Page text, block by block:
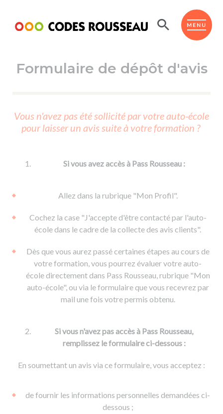
MENU
ESPACE ÉLÈVE
Code de la route
Passer l'ASSR
Réviser le code
Passer l'ETM
Permis voiture
Permis remorque
Permis & handicap
d'apprentissage
De la conduite en voiture
De la conduite à moto
Voir tous les supports
Formations pro.
Permis poids lourd
Formation FCO
Formation CACES
Devenir enseignant de la conduite
Ressources
Formulaire de dépôt d'avis
Vous n'avez pas été sollicité par votre auto-école
pour laisser un avis suite à votre formation ?
Si vous avez accès à Pass Rousseau :
Allez dans la rubrique "Mon Profil".
Cochez la case "J'accepte d'être contacté par l'auto-
école dans le cadre de la collecte des avis clients".
Dès que vous aurez passé certaines étapes au cours de
votre formation, vous pourrez évaluer votre auto-
école directement dans Pass Rousseau, rubrique "Mon
auto-école", ou via le formulaire que vous recevrez par
mail une fois votre permis obtenu.
Si vous n'avez pas accès à Pass Rousseau,
remplissez le formulaire ci-dessous :
En soumettant un avis via ce formulaire, vous acceptez :
de fournir les informations personnelles demandées ci-
dessous ;